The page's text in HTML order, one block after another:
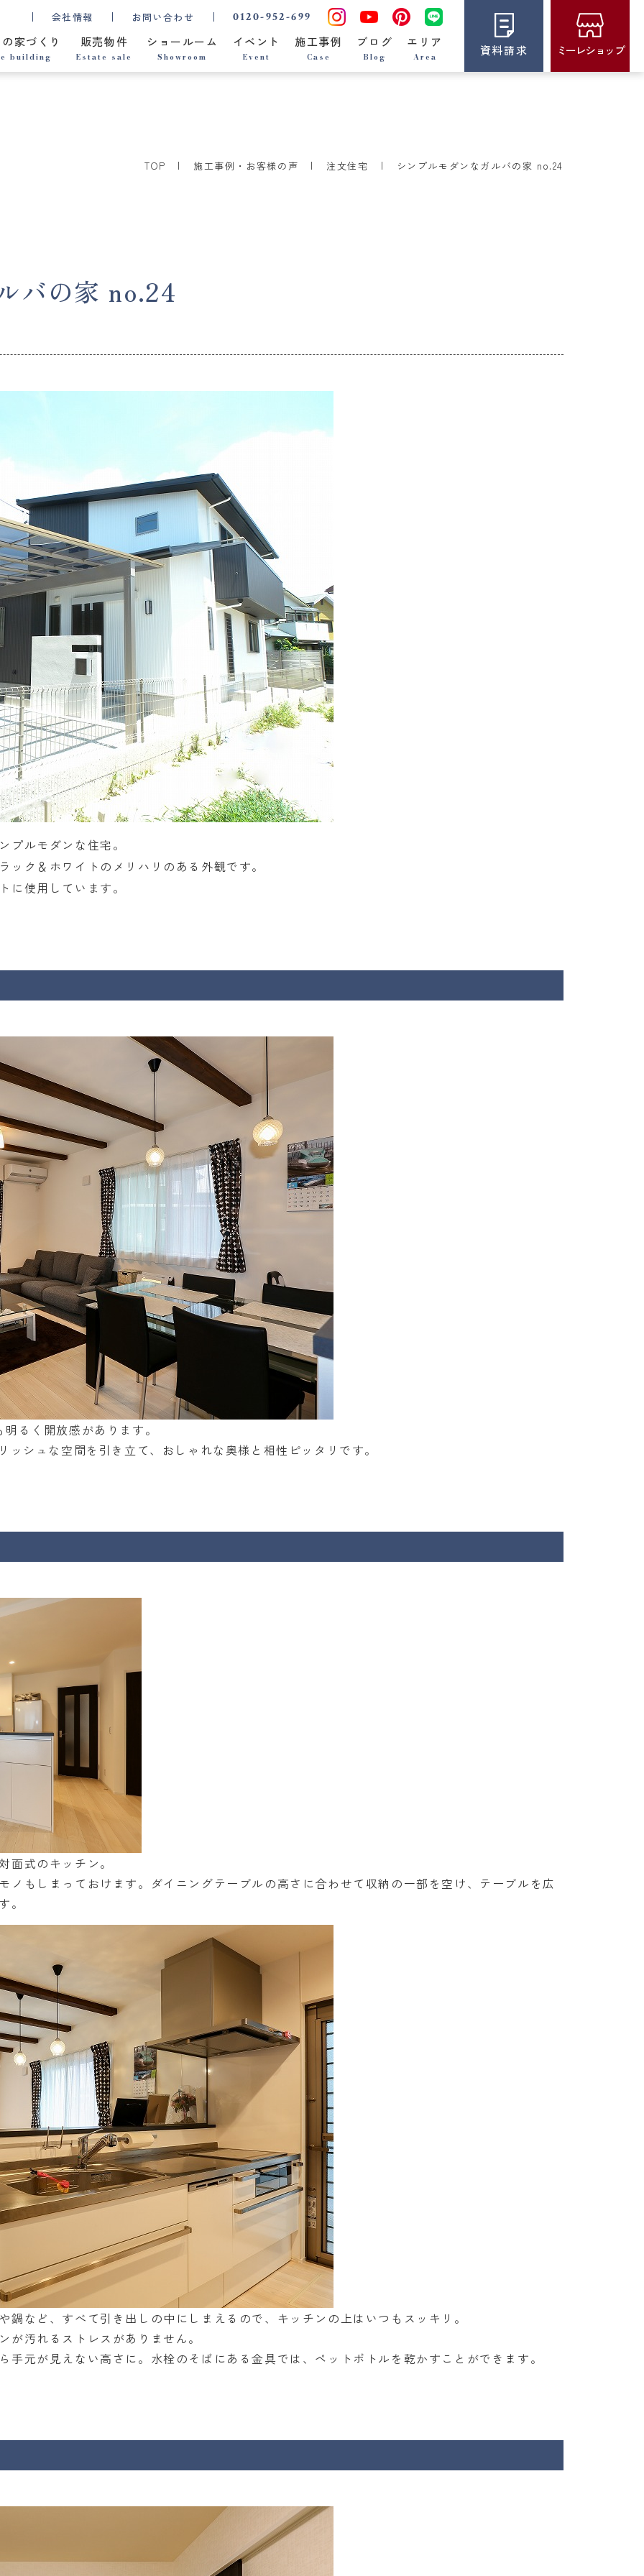
会社情報 お問い合わせ
0120-952-699
家づくり
building
販売物件
Estate sale
ショールーム
Showroom
イベント
Event
施工事例
Case
ブログ
Blog
エリア
Area
資料請求 ミーレショップ
TOP 施工事例・お客様の声 注文住宅 シンプルモダンなガルバの家 no.24
バの家 no.24
プルモダンな住宅。
ク＆ホワイトのメリハリのある外観です。
に使用しています。
るく開放感があります。
シュな空間を引き立て、おしゃれな奥様と相性ピッタリです。
面式のキッチン。
ノもしまっておけます。ダイニングテーブルの高さに合わせて収納の一部を空け、テーブルを広
。
など、すべて引き出しの中にしまえるので、キッチンの上はいつもスッキリ。
汚れるストレスがありません。
元が見えない高さに。水栓のそばにある金具では、ペットボトルを乾かすことができます。